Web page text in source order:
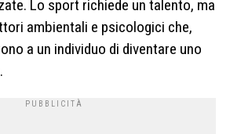
Lo sport richiede un talento, ma
ambientali e psicologici che,
a un individuo di diventare uno